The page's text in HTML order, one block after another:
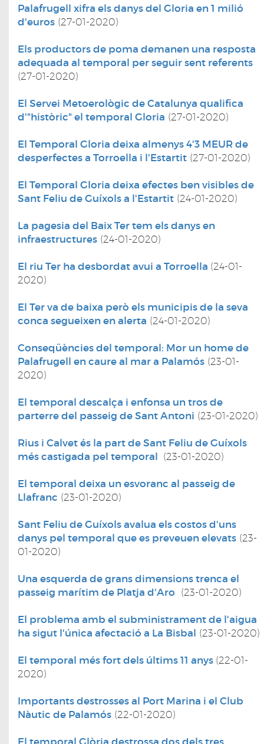
Palafrugell xifra els danys del Gloria en 1 milió
d'euros (27-01-2020)
Els productors de poma demanen una resposta
adequada al temporal per seguir sent referents
(27-01-2020)
El Servei Metoerològic de Catalunya qualifica
d'"històric" el temporal Gloria (27-01-2020)
El Temporal Gloria deixa almenys 4'3 MEUR de
desperfectes a Torroella i l'Estartit (27-01-2020)
El Temporal Gloria deixa efectes ben visibles de
Sant Feliu de Guíxols a l'Estartit (24-01-2020)
La pagesia del Baix Ter tem els danys en
infraestructures (24-01-2020)
El riu Ter ha desbordat avui a Torroella (24-01-
2020)
El Ter va de baixa però els municipis de la seva
conca segueixen en alerta (24-01-2020)
Conseqüències del temporal: Mor un home de
Palafrugell en caure al mar a Palamós (23-01-
2020)
El temporal descalça i enfonsa un tros de
parterre del passeig de Sant Antoni (23-01-2020)
Rius i Calvet és la part de Sant Feliu de Guíxols
més castigada pel temporal (23-01-2020)
El temporal deixa un esvoranc al passeig de
Llafranc (23-01-2020)
Sant Feliu de Guíxols avalua els costos d'uns
danys pel temporal que es preveuen elevats (23-
01-2020)
Una esquerda de grans dimensions trenca el
passeig marítim de Platja d'Aro (23-01-2020)
El problema amb el subministrament de l'aigua
ha sigut l'única afectació a La Bisbal (23-01-2020)
El temporal més fort dels últims 11 anys (22-01-
2020)
Importants destrosses al Port Marina i el Club
Nàutic de Palamós (22-01-2020)